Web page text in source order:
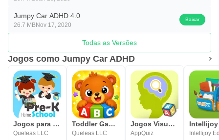
Jumpy Car ADHD 4.0
26.7 MBNov 17, 2020
Baixar
Todas as Versões
Jogos como Jumpy Car ADHD
Jogos para crianças 2 - 5 anos
Queleas LLC
Toddler Games for Kids 2-5
Queleas LLC
Jogos Visuais para Crianças
AppQuiz